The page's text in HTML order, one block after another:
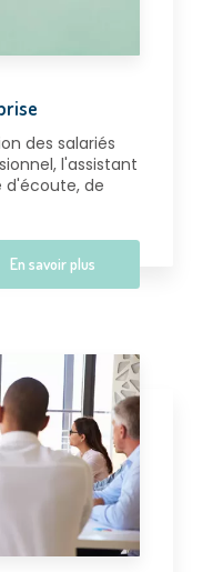
des salariés
l'assistant
d'écoute, de
En savoir plus